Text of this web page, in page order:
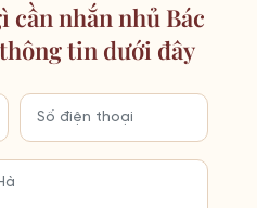
cần nhắn nhủ Bác
tin dưới đây